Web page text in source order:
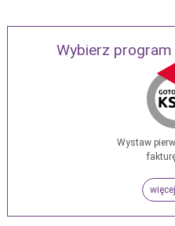
Wybierz
Wystaw
więcej